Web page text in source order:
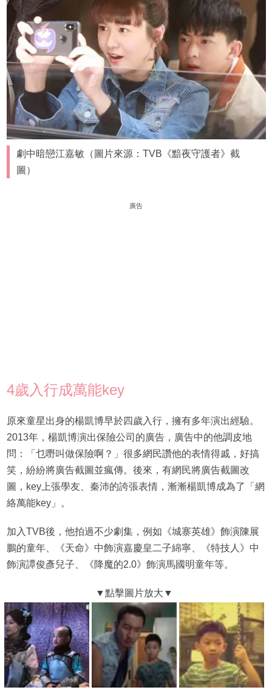
劇中暗戀江嘉敏（圖片來源：TVB《黯夜守護者》截
圖）
廣告
4歲入行成萬能key
原來童星出身的楊凱博早於四歲入行，擁有多年演出經驗。
2013年，楊凱博演出保險公司的廣告，廣告中的他調皮地
問：「乜嘢叫做保險啊？」很多網民讚他的表情得戚，好搞
笑，紛紛將廣告截圖並瘋傳。後來，有網民將廣告截圖改
圖，key上張學友、秦沛的誇張表情，漸漸楊凱博成為了「網
絡萬能key」。
加入TVB後，他拍過不少劇集，例如《城寨英雄》飾演陳展
鵬的童年、《天命》中飾演嘉慶皇二子綿寧、《特技人》中
飾演譚俊彥兒子、《降魔的2.0》飾演馬國明童年等。